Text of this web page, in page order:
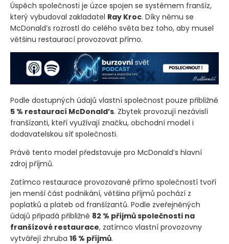
Úspěch společnosti je úzce spojen se systémem franšíz,
který vybudoval zakladatel Ray Kroc. Díky němu se
McDonald’s rozrostl do celého světa bez toho, aby musel
většinu restaurací provozovat přímo.
Podle dostupných údajů vlastní společnost pouze přibližně
5 % restaurací McDonald’s. Zbytek provozují nezávislí
franšízanti, kteří využívají značku, obchodní model i
dodavatelskou síť společnosti.
Právě tento model představuje pro McDonald’s hlavní
zdroj příjmů.
Zatímco restaurace provozované přímo společností tvoří
jen menší část podnikání, většina příjmů pochází z
poplatků a plateb od franšízantů. Podle zveřejněných
údajů připadá přibližně 82 % příjmů společnosti na
franšízové restaurace, zatímco vlastní provozovny
vytvářejí zhruba 16 % příjmů.